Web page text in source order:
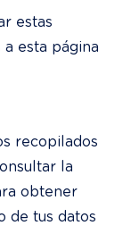
estas
esta página
recopilados
la
obtener
de tus datos